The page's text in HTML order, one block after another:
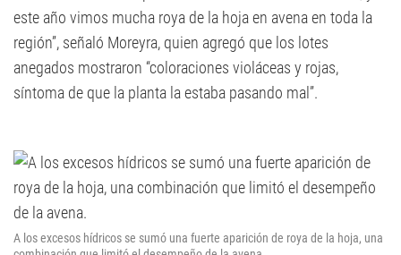
este año vimos mucha roya de la hoja en avena en toda la
región”, señaló Moreyra, quien agregó que los lotes
anegados mostraron “coloraciones violáceas y rojas,
síntoma de que la planta la estaba pasando mal”.
A los excesos hídricos se sumó una fuerte aparición de roya de la hoja, una